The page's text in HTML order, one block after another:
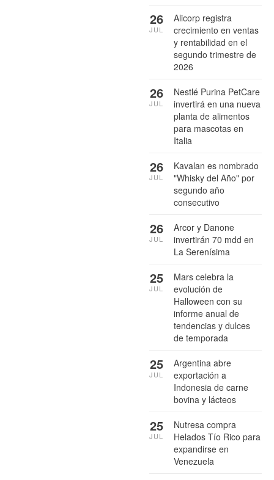
Alicorp registra
crecimiento en ventas
y rentabilidad en el
segundo trimestre de
2026
26
JUL
Nestlé Purina PetCare
invertirá en una nueva
planta de alimentos
para mascotas en
Italia
26
JUL
Kavalan es nombrado
"Whisky del Año" por
segundo año
consecutivo
26
JUL
Arcor y Danone
invertirán 70 mdd en
La Serenísima
26
JUL
Mars celebra la
evolución de
Halloween con su
informe anual de
tendencias y dulces
de temporada
25
JUL
Argentina abre
exportación a
Indonesia de carne
bovina y lácteos
25
JUL
Nutresa compra
Helados Tío Rico para
expandirse en
Venezuela
25
JUL